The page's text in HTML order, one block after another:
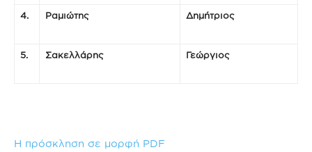
4. Ραμιώτης Δημήτριος
5. Σακελλάρης Γεώργιος
Η πρόσκληση σε μορφή PDF